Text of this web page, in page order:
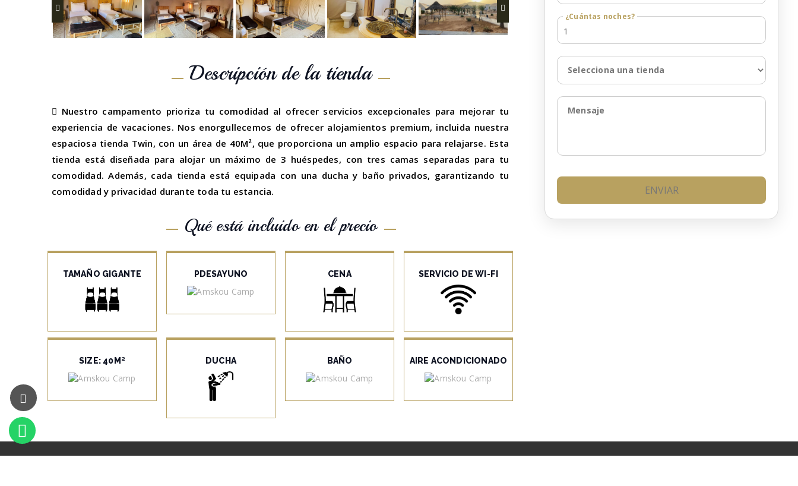
Descripción de la tienda
Nuestro campamento prioriza tu comodidad al ofrecer servicios excepcionales para mejorar tu
experiencia de vacaciones. Nos enorgullecemos de ofrecer alojamientos premium, incluida nuestra
espaciosa tienda Twin, con un área de 40M², que proporciona un amplio espacio para relajarse. Esta
tienda está diseñada para alojar un máximo de 3 huéspedes, con tres camas separadas para tu
comodidad. Además, cada tienda está equipada con una ducha y baño privados, garantizando tu
comodidad y privacidad durante toda tu estancia.
Qué está incluido en el precio
TAMAÑO GIGANTE PDESAYUNO CENA SERVICIO DE WI-FI
SIZE: 40M² DUCHA BAÑO AIRE ACONDICIONADO
¿Cuántas noches?
Selecciona una tienda
Mensaje
ENVIAR